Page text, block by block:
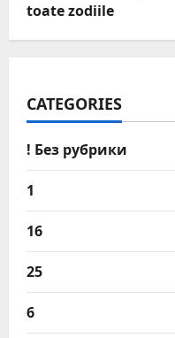
toate zodiile
CATEGORIES
! Без рубрики
1
16
25
6